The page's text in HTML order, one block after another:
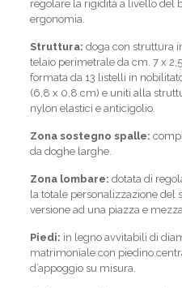
regolare la rigidità a livello del
ergonomia.
Struttura: doga con struttura
telaio perimetrale da cm. 7 x 2,5.
formata da 13 listelli in
(6,8 x 0,8 cm) e uniti alla
nylon elastici e anticigolio.
Zona sostegno spalle:
da doghe larghe.
Zona lombare: dotata di
la totale personalizzazione del
versione ad una piazza e
Piedi: in legno avvitabili di
matrimoniale con piedino
d’appoggio su misura.